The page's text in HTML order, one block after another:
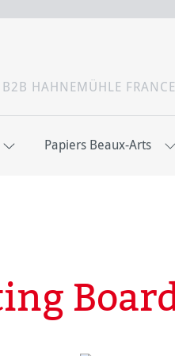
B2B HAHNEMÜHLE FRANCE
Papiers Beaux-Arts